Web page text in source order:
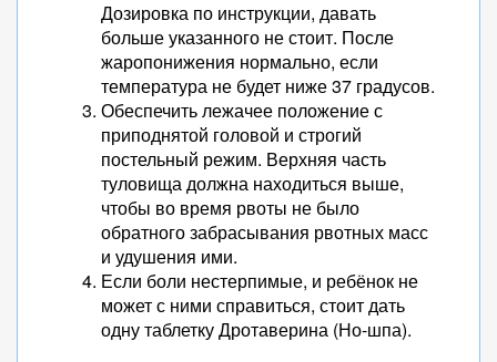
Дозировка по инструкции, давать
больше указанного не стоит. После
жаропонижения нормально, если
температура не будет ниже 37 градусов.
Обеспечить лежачее положение с
приподнятой головой и строгий
постельный режим. Верхняя часть
туловища должна находиться выше,
чтобы во время рвоты не было
обратного забрасывания рвотных масс
и удушения ими.
Если боли нестерпимые, и ребёнок не
может с ними справиться, стоит дать
одну таблетку Дротаверина (Но-шпа).